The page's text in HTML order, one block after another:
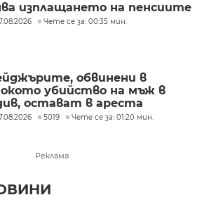
изплащането на пенсиите
Чете се за: 00:35 мин.
обвинени в
убийство на мъж в
остават в ареста
5019 Чете се за: 01:20 мин.
Реклама